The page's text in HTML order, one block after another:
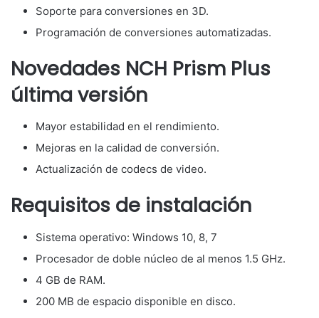
Soporte para conversiones en 3D.
Programación de conversiones automatizadas.
Novedades NCH Prism Plus
última versión
Mayor estabilidad en el rendimiento.
Mejoras en la calidad de conversión.
Actualización de codecs de video.
Requisitos de instalación
Sistema operativo: Windows 10, 8, 7
Procesador de doble núcleo de al menos 1.5 GHz.
4 GB de RAM.
200 MB de espacio disponible en disco.